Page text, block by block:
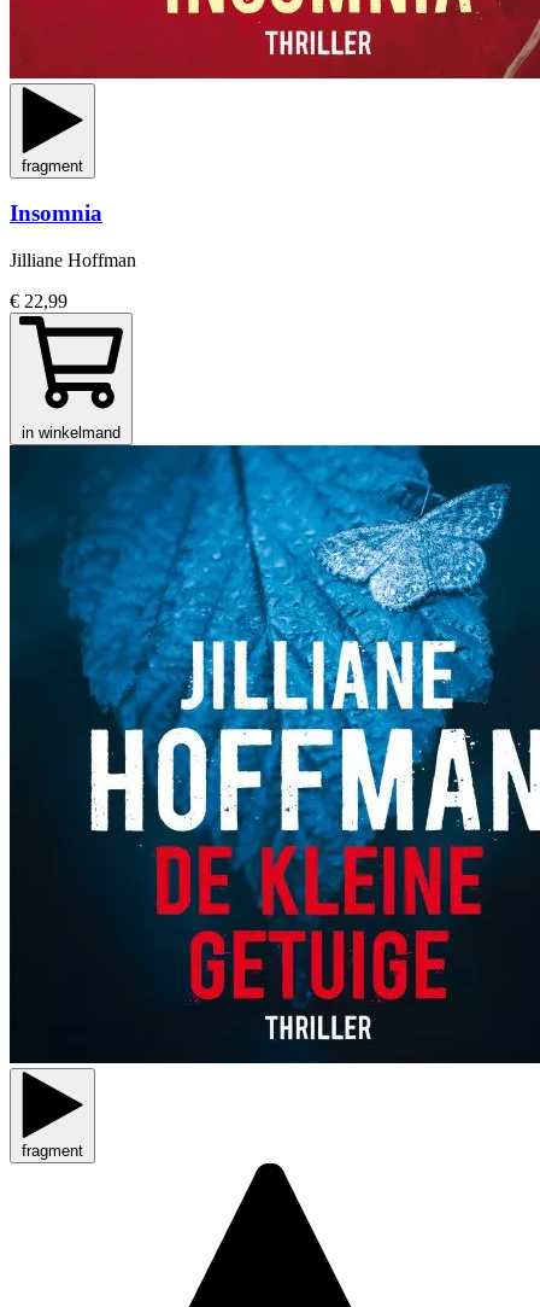
fragment
Insomnia
Jilliane Hoffman
€ 22,99
in winkelmand
fragment